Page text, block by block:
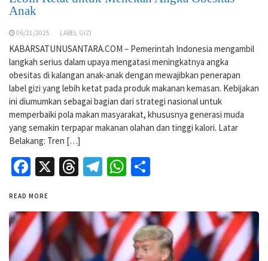
Anak
06/21/2025 LABEL GIZI
KABARSATUNUSANTARA.COM – Pemerintah Indonesia mengambil
langkah serius dalam upaya mengatasi meningkatnya angka
obesitas di kalangan anak-anak dengan mewajibkan penerapan
label gizi yang lebih ketat pada produk makanan kemasan. Kebijakan
ini diumumkan sebagai bagian dari strategi nasional untuk
memperbaiki pola makan masyarakat, khususnya generasi muda
yang semakin terpapar makanan olahan dan tinggi kalori. Latar
Belakang: Tren […]
Facebook
X Threads
Telegram
WhatsApp
READ MORE